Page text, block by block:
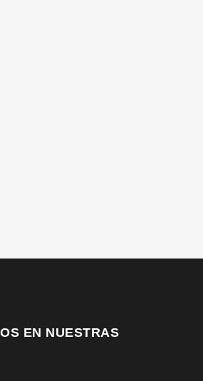
EN NUESTRAS